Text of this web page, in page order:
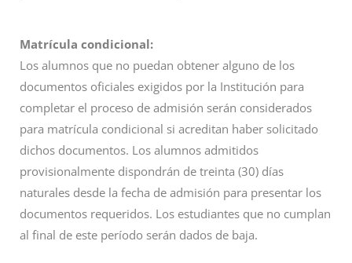
Matrícula condicional:
Los alumnos que no puedan obtener alguno de los
documentos oficiales exigidos por la Institución para
completar el proceso de admisión serán considerados
para matrícula condicional si acreditan haber solicitado
dichos documentos. Los alumnos admitidos
provisionalmente dispondrán de treinta (30) días
naturales desde la fecha de admisión para presentar los
documentos requeridos. Los estudiantes que no cumplan
al final de este período serán dados de baja.